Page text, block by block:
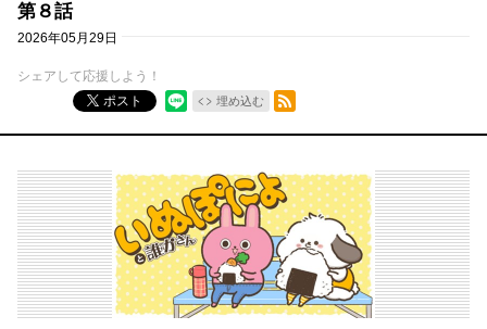
第８話
2026年05月29日
シェアして応援しよう！
ポスト
埋め込む
RSSフィード